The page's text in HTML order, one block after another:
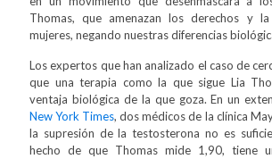
Thomas, que amenazan los derechos y
mujeres, negando nuestras diferencias
Los expertos que han analizado el caso de
que una terapia como la que sigue Lia
ventaja biológica de la que goza. En un
New York Times, dos médicos de la clínica
la supresión de la testosterona no es
hecho de que Thomas mide 1,90, tiene